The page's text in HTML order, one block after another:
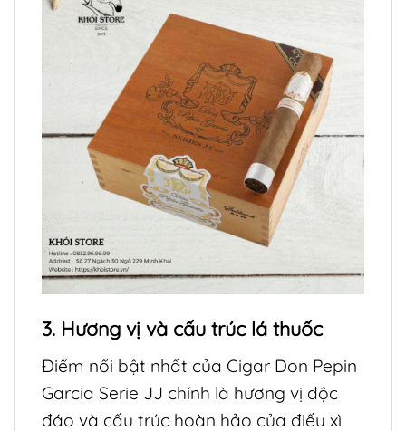
3. Hương vị và cấu trúc lá thuốc
Điểm nổi bật nhất của Cigar Don Pepin
Garcia Serie JJ chính là hương vị độc
đáo và cấu trúc hoàn hảo của điếu xì